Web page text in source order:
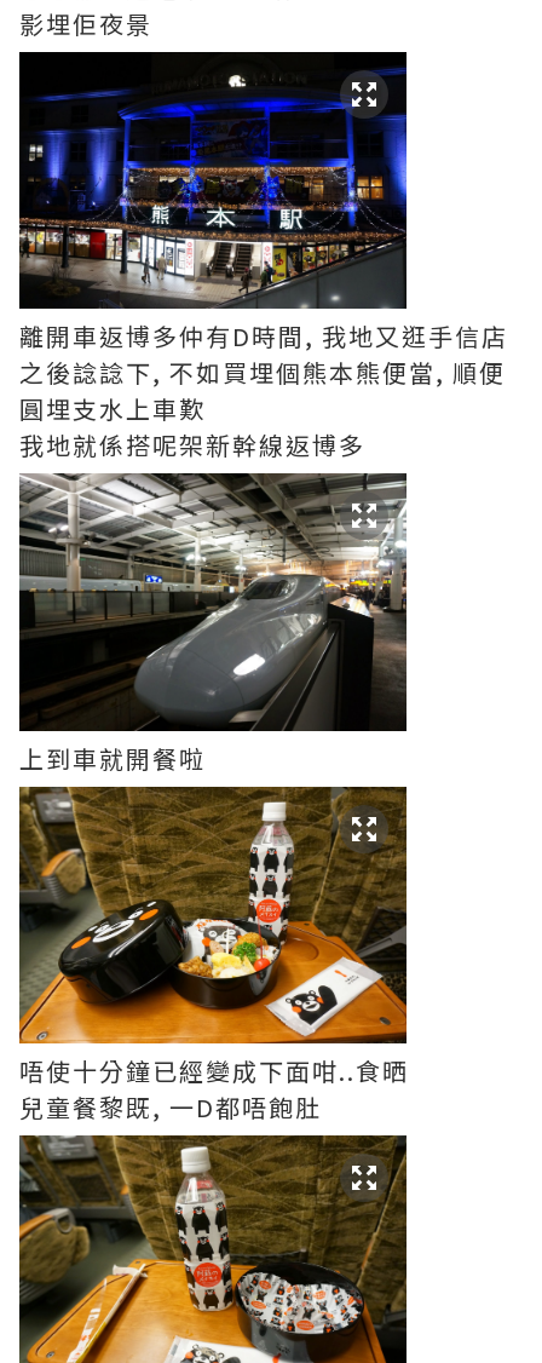
影埋佢夜景
離開車返博多仲有D時間, 我地又逛手信店
之後諗諗下, 不如買埋個熊本熊便當, 順便
圓埋支水上車歎
我地就係搭呢架新幹線返博多
上到車就開餐啦
唔使十分鐘已經變成下面咁..食晒
兒童餐黎既, 一D都唔飽肚